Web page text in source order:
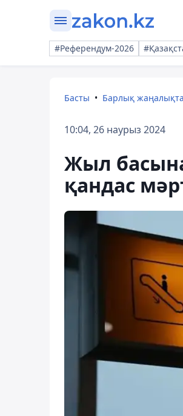
#Референдум-2026
Басты Барлық
10:04, 26 наурыз 2024
Жыл
қандас